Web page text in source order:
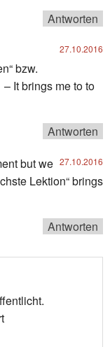
Antworten
27.10.2016
bzw.
It brings me to to
Antworten
27.10.2016
but we
Lektion“ brings
Antworten